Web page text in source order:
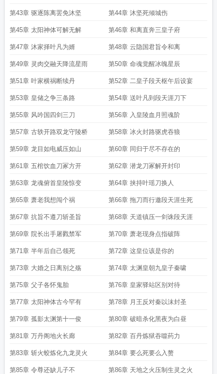
第43章 驱逐陈离罢免沐坚 第44章 沐坚死倾城伤
第45章 太阳神体可解无解 第46章 和离直奔三皇子府
第47章 沐家择叶凡为婿 第48章 云隐国君旨令和离
第49章 灵肉交融天降流星雨 第50章 命魂觉醒冰魄星辰
第51章 叶家横祸断续丹 第52章 二皇子段天枢午后设宴
第53章 皇储之争三条路 第54章 送叶凡到段天涯刀下
第55章 风吟国四剑三刀 第56章 入皇陵血月照魂阶
第57章 古轶开路双龙守陵桥 第58章 冰火封路驱虎吞狼
第59章 龙目如电威压如山 第60章 同归于尽不存在的
第61章 五棺饮血刀冢方开 第62章 潜龙刀冢解开封印
第63章 龙魂俯首皇陵惊变 第64章 挟持叶瑶刀换人
第65章 萧老我想闯个祸 第66章 拖刀而行邀段天涯生死
第67章 抗旨不遵刀斩圣旨 第68章 天道镇压一剑诛段天涯
第69章 院长出手屠戮禁军 第70章 萧老现身点指破阵
第71章 半年后自己领死 第72章 这皇位该是你的
第73章 大婚之日离别之殇 第74章 太渊皇朝九皇子秦啸
第75章 父子各怀鬼胎 第76章 皇家驿站区别对待
第77章 太阳神体古今罕有 第78章 月王反对秦以沫封圣
第79章 孤影太渊第十一俊 第80章 破暗杀化黑夜为白昼
第81章 万丹阁地火长廊 第82章 百丹炼狱吞噬药力
第83章 斩火蛟炼化九龙灵火 第84章 要么死要么入赘
第85章 令尊还缺儿子不 第86章 天地之火压制生灵之火